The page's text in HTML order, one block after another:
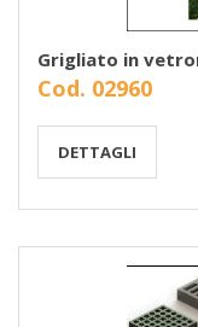
Grigliato in
Cod. 02960
DETTAGLI